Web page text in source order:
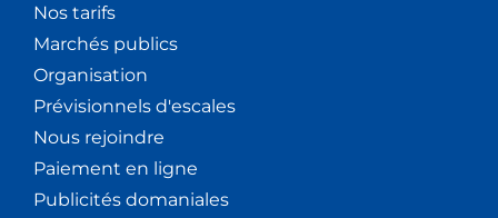
Nos tarifs
Marchés publics
Organisation
Prévisionnels d'escales
Nous rejoindre
Paiement en ligne
Publicités domaniales